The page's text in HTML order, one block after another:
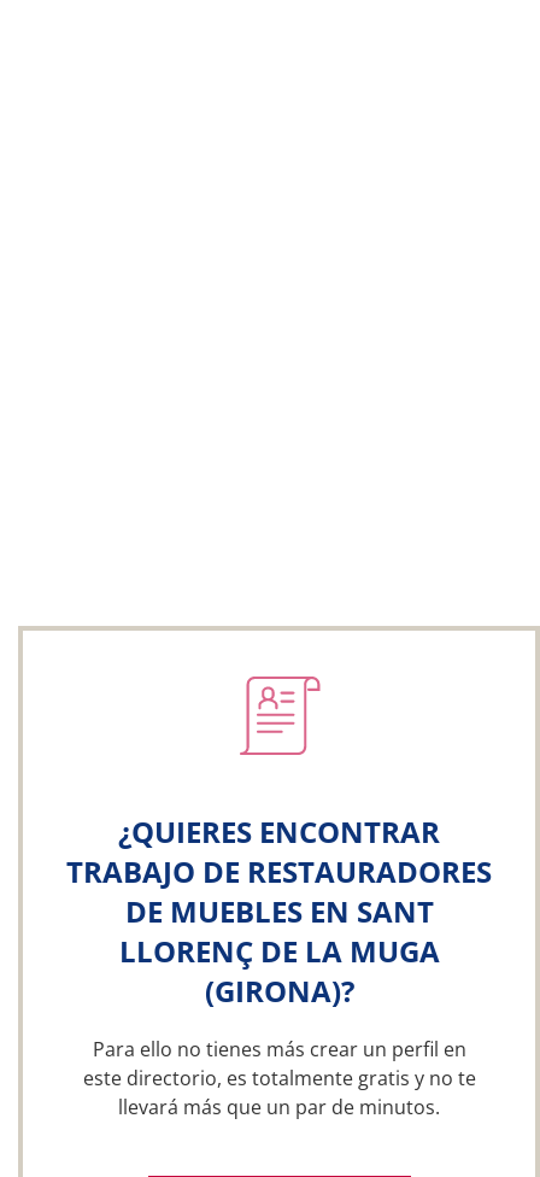
¿QUIERES ENCONTRAR
TRABAJO DE RESTAURADORES
DE MUEBLES EN SANT
LLORENÇ DE LA MUGA
(GIRONA)?
Para ello no tienes más crear un perfil en
este directorio, es totalmente gratis y no te
llevará más que un par de minutos.